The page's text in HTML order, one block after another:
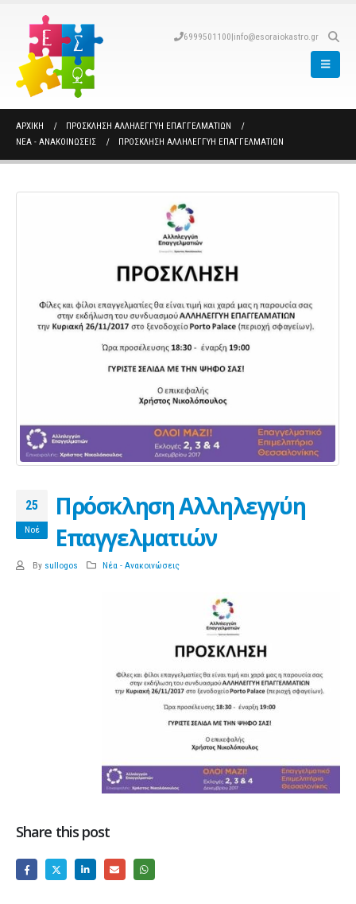
6999501100|info@esoraiokastro.gr
ΑΡΧΙΚΉ
ΠΡΌΣΚΛΗΣΗ ΑΛΛΗΛΕΓΓΎΗ ΕΠΑΓΓΕΛΜΑΤΙΏΝ
ΝΈΑ - ΑΝΑΚΟΙΝΏΣΕΙΣ
ΠΡΌΣΚΛΗΣΗ ΑΛΛΗΛΕΓΓΎΗ ΕΠΑΓΓΕΛΜΑΤΙΏΝ
25
Νοέ
Πρόσκληση Αλληλεγγύη
Επαγγελματιών
By sullogos Νέα - Ανακοινώσεις
Share this post